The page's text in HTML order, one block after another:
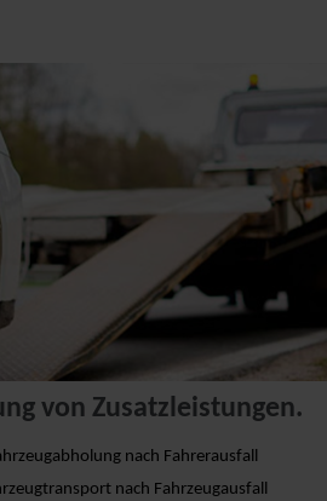
von Zusatzleistungen.
nach Fahrerausfall
nach Fahrzeugausfall